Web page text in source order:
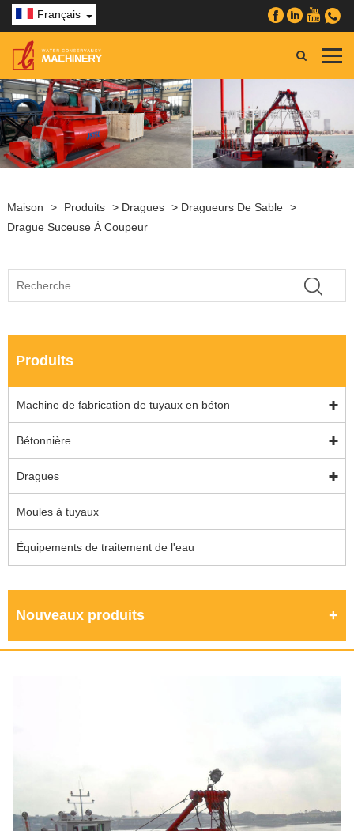
Français
Maison > Produits > Dragues > Dragueurs De Sable >
Drague Suceuse À Coupeur
Produits
Machine de fabrication de tuyaux en béton
Bétonnière
Dragues
Moules à tuyaux
Équipements de traitement de l'eau
Nouveaux produits